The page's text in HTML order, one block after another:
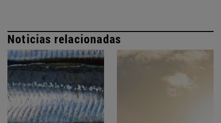
Noticias relacionadas